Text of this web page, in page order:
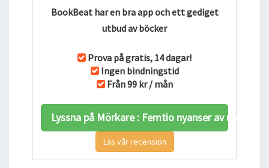
BookBeat har en bra app och ett gediget
utbud av böcker
Prova på gratis, 14 dagar!
Ingen bindningstid
Från 99 kr / mån
Lyssna på Mörkare : Femtio nyanser av mörker
Läs vår recension